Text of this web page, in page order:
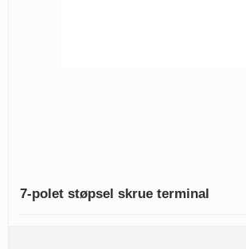
7-polet støpsel skrue terminal